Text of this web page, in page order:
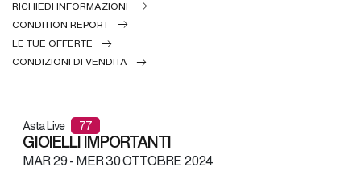
RICHIEDI INFORMAZIONI
CONDITION REPORT
LE TUE OFFERTE
CONDIZIONI DI VENDITA
Asta Live 77
GIOIELLI IMPORTANTI
MAR29 -MER30 OTTOBRE 2024